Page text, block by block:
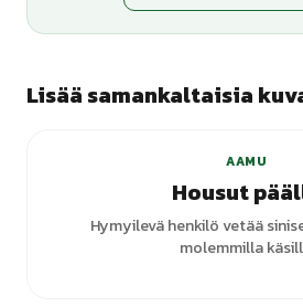
Lisää samankaltaisia
AAMU
Housut
Hymyilevä henkilö vetää
molemmilla